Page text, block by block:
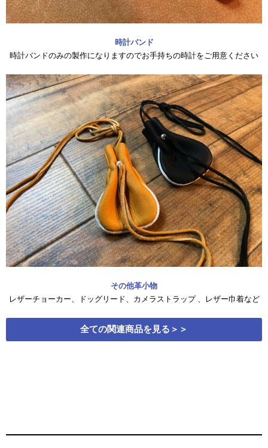
時計バンド
時計バンドのみの製作になりますのでお手持ちの時計をご用意ください
その他革小物
レザーチョーカー、ドッグリード、カメラストラップ 、レザー巾着など
全ての関連商品を見る＞＞